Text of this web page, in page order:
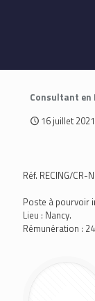
Consultant en
16 juillet 2021
Réf. RECING/CR-
Poste à pourvoir
Lieu : Nancy.
Rémunération :